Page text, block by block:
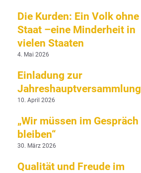
Die Kurden: Ein Volk ohne
Staat –eine Minderheit in
vielen Staaten
4. Mai 2026
Einladung zur
Jahreshauptversammlung
10. April 2026
„Wir müssen im Gespräch
bleiben“
30. März 2026
Qualität und Freude im